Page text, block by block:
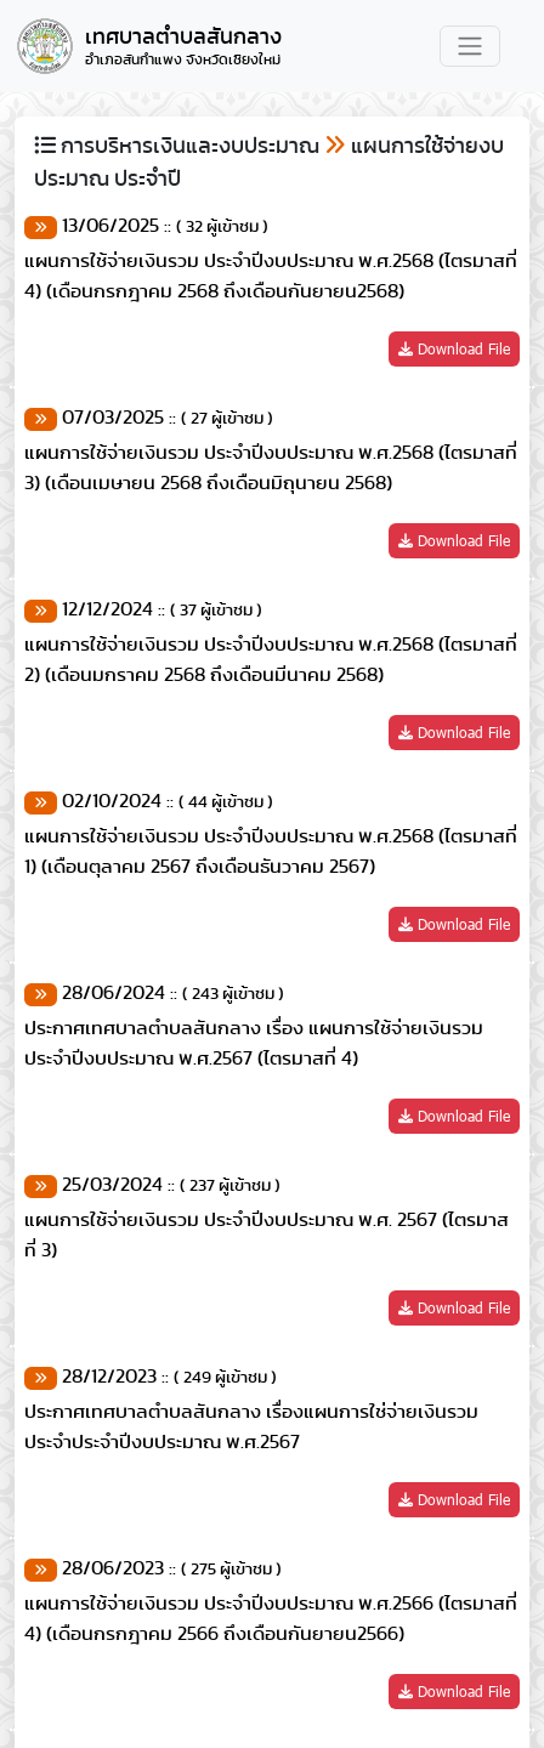
เทศบาลตำบลสันกลาง
อำเภอสันกำแพง จังหวัดเชียงใหม่
การบริหารเงินและงบประมาณ
แผนการใช้จ่ายงบ
ประมาณ ประจำปี
13/06/2025 :: ( 32 ผู้เข้าชม )
แผนการใช้จ่ายเงินรวม ประจำปีงบประมาณ พ.ศ.2568 (ไตรมาสที่
4) (เดือนกรกฎาคม 2568 ถึงเดือนกันยายน2568)
Download File
07/03/2025 :: ( 27 ผู้เข้าชม )
แผนการใช้จ่ายเงินรวม ประจำปีงบประมาณ พ.ศ.2568 (ไตรมาสที่
3) (เดือนเมษายน 2568 ถึงเดือนมิถุนายน 2568)
Download File
12/12/2024 :: ( 37 ผู้เข้าชม )
แผนการใช้จ่ายเงินรวม ประจำปีงบประมาณ พ.ศ.2568 (ไตรมาสที่
2) (เดือนมกราคม 2568 ถึงเดือนมีนาคม 2568)
Download File
02/10/2024 :: ( 44 ผู้เข้าชม )
แผนการใช้จ่ายเงินรวม ประจำปีงบประมาณ พ.ศ.2568 (ไตรมาสที่
1) (เดือนตุลาคม 2567 ถึงเดือนธันวาคม 2567)
Download File
28/06/2024 :: ( 243 ผู้เข้าชม )
ประกาศเทศบาลตำบลสันกลาง เรื่อง แผนการใช้จ่ายเงินรวม
ประจำปีงบประมาณ พ.ศ.2567 (ไตรมาสที่ 4)
Download File
25/03/2024 :: ( 237 ผู้เข้าชม )
แผนการใช้จ่ายเงินรวม ประจำปีงบประมาณ พ.ศ. 2567 (ไตรมาส
ที่ 3)
Download File
28/12/2023 :: ( 249 ผู้เข้าชม )
ประกาศเทศบาลตำบลสันกลาง เรื่องแผนการใช่จ่ายเงินรวม
ประจำประจำปีงบประมาณ พ.ศ.2567
Download File
28/06/2023 :: ( 275 ผู้เข้าชม )
แผนการใช้จ่ายเงินรวม ประจำปีงบประมาณ พ.ศ.2566 (ไตรมาสที่
4) (เดือนกรกฎาคม 2566 ถึงเดือนกันยายน2566)
Download File